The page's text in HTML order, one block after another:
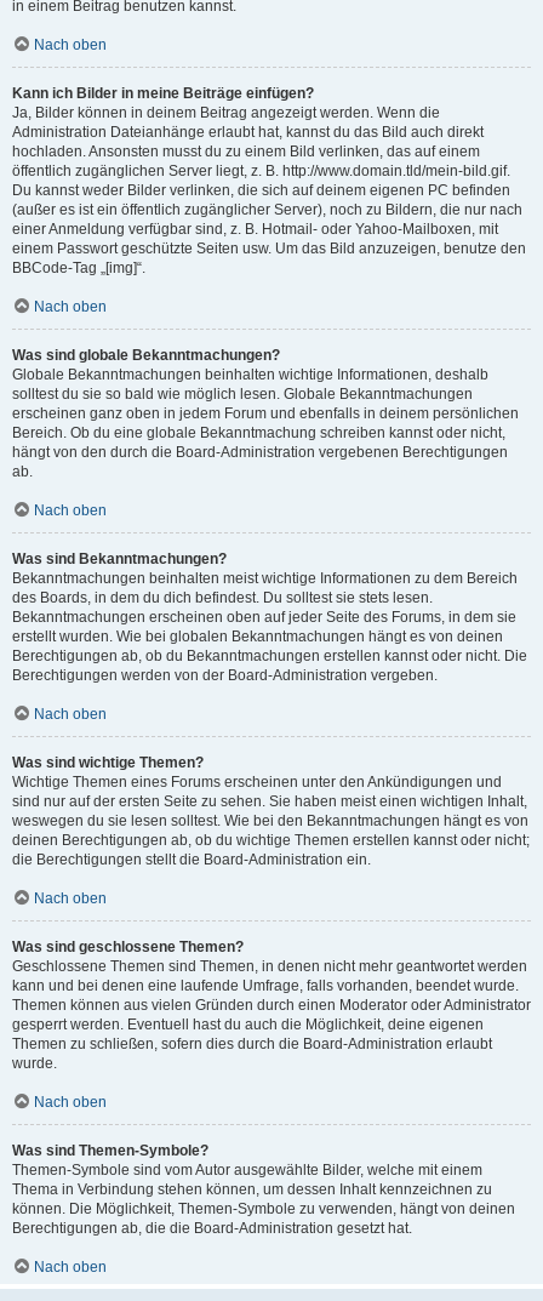
in einem Beitrag benutzen kannst.
Nach oben
Kann ich Bilder in meine Beiträge einfügen?
Ja, Bilder können in deinem Beitrag angezeigt werden. Wenn die
Administration Dateianhänge erlaubt hat, kannst du das Bild auch direkt
hochladen. Ansonsten musst du zu einem Bild verlinken, das auf einem
öffentlich zugänglichen Server liegt, z. B. http://www.domain.tld/mein-bild.gif.
Du kannst weder Bilder verlinken, die sich auf deinem eigenen PC befinden
(außer es ist ein öffentlich zugänglicher Server), noch zu Bildern, die nur nach
einer Anmeldung verfügbar sind, z. B. Hotmail- oder Yahoo-Mailboxen, mit
einem Passwort geschützte Seiten usw. Um das Bild anzuzeigen, benutze den
BBCode-Tag „[img]“.
Nach oben
Was sind globale Bekanntmachungen?
Globale Bekanntmachungen beinhalten wichtige Informationen, deshalb
solltest du sie so bald wie möglich lesen. Globale Bekanntmachungen
erscheinen ganz oben in jedem Forum und ebenfalls in deinem persönlichen
Bereich. Ob du eine globale Bekanntmachung schreiben kannst oder nicht,
hängt von den durch die Board-Administration vergebenen Berechtigungen
ab.
Nach oben
Was sind Bekanntmachungen?
Bekanntmachungen beinhalten meist wichtige Informationen zu dem Bereich
des Boards, in dem du dich befindest. Du solltest sie stets lesen.
Bekanntmachungen erscheinen oben auf jeder Seite des Forums, in dem sie
erstellt wurden. Wie bei globalen Bekanntmachungen hängt es von deinen
Berechtigungen ab, ob du Bekanntmachungen erstellen kannst oder nicht. Die
Berechtigungen werden von der Board-Administration vergeben.
Nach oben
Was sind wichtige Themen?
Wichtige Themen eines Forums erscheinen unter den Ankündigungen und
sind nur auf der ersten Seite zu sehen. Sie haben meist einen wichtigen Inhalt,
weswegen du sie lesen solltest. Wie bei den Bekanntmachungen hängt es von
deinen Berechtigungen ab, ob du wichtige Themen erstellen kannst oder nicht;
die Berechtigungen stellt die Board-Administration ein.
Nach oben
Was sind geschlossene Themen?
Geschlossene Themen sind Themen, in denen nicht mehr geantwortet werden
kann und bei denen eine laufende Umfrage, falls vorhanden, beendet wurde.
Themen können aus vielen Gründen durch einen Moderator oder Administrator
gesperrt werden. Eventuell hast du auch die Möglichkeit, deine eigenen
Themen zu schließen, sofern dies durch die Board-Administration erlaubt
wurde.
Nach oben
Was sind Themen-Symbole?
Themen-Symbole sind vom Autor ausgewählte Bilder, welche mit einem
Thema in Verbindung stehen können, um dessen Inhalt kennzeichnen zu
können. Die Möglichkeit, Themen-Symbole zu verwenden, hängt von deinen
Berechtigungen ab, die die Board-Administration gesetzt hat.
Nach oben